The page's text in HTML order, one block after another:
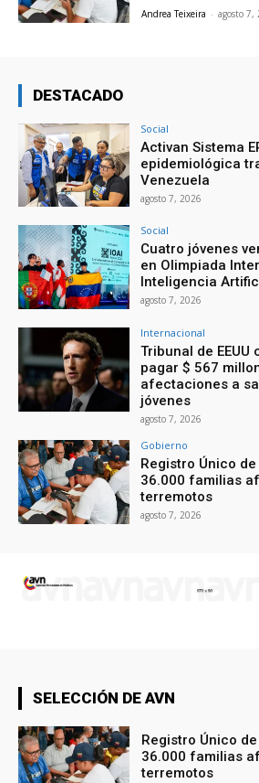
Andrea Teixeira - agosto 7,
DESTACADO
Social
Activan Sistema
epidemiológica
Venezuela
agosto 7, 2026
Social
Cuatro jóvenes
en Olimpiada
Inteligencia
agosto 7, 2026
Internacional
Tribunal de
pagar $ 567
afectaciones a
jóvenes
agosto 7, 2026
Gobierno
Registro Único
36.000 familias
terremotos
agosto 7, 2026
SELECCIÓN DE AVN
Registro Único
36.000 familias
terremotos